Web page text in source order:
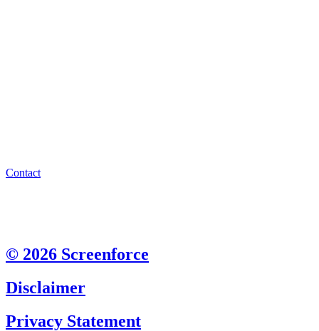
Contact
© 2026 Screenforce
Disclaimer
Privacy Statement